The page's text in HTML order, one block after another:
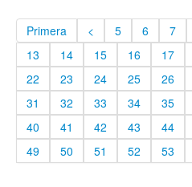
Primera < 5 6 7
13
14 15 16 17
22
23 24 25 26
31
32 33 34 35
40
41 42 43 44
49
50 51 52 53